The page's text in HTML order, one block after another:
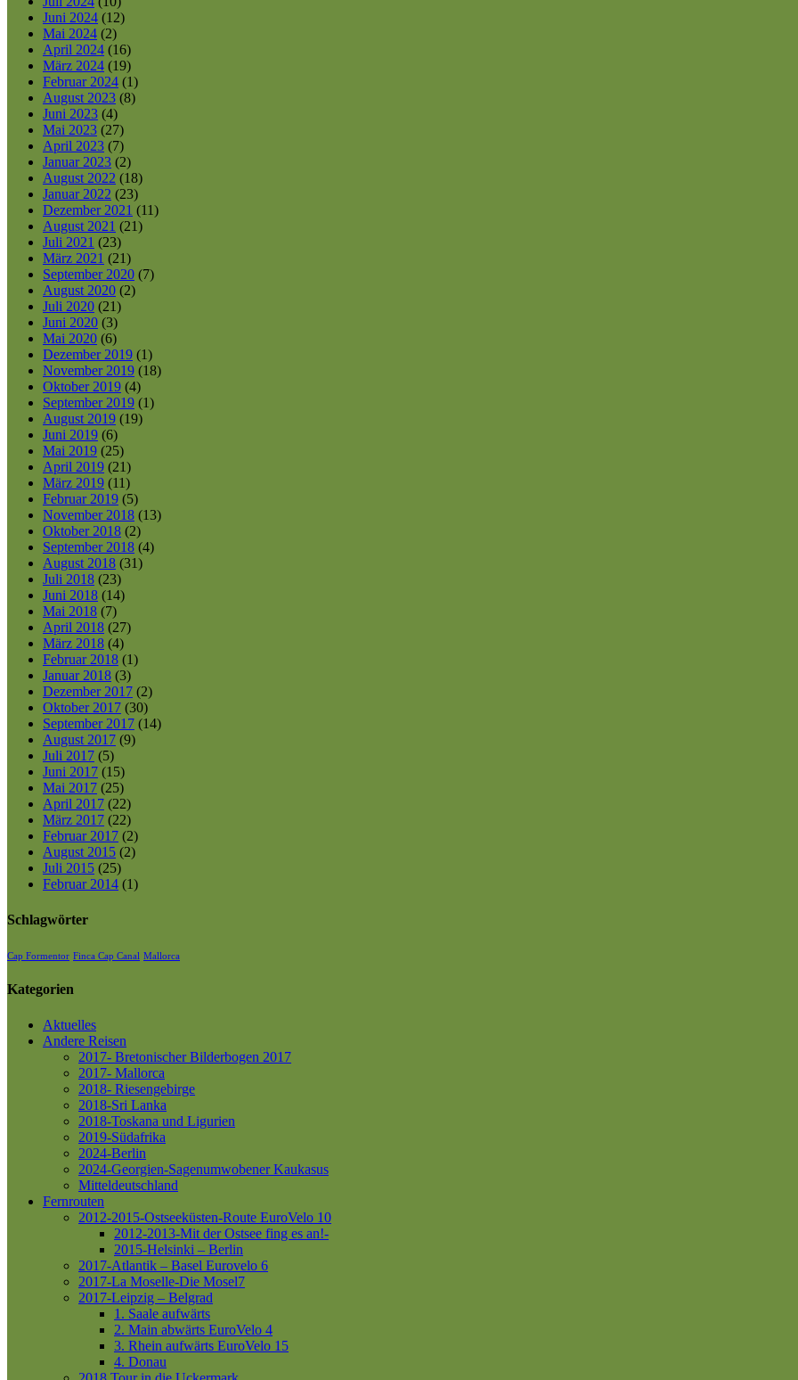
Juni 2024 (12)
Mai 2024 (2)
April 2024 (16)
März 2024 (19)
Februar 2024 (1)
August 2023 (8)
Juni 2023 (4)
Mai 2023 (27)
April 2023 (7)
Januar 2023 (2)
August 2022 (18)
Januar 2022 (23)
Dezember 2021 (11)
August 2021 (21)
Juli 2021 (23)
März 2021 (21)
September 2020 (7)
August 2020 (2)
Juli 2020 (21)
Juni 2020 (3)
Mai 2020 (6)
Dezember 2019 (1)
November 2019 (18)
Oktober 2019 (4)
September 2019 (1)
August 2019 (19)
Juni 2019 (6)
Mai 2019 (25)
April 2019 (21)
März 2019 (11)
Februar 2019 (5)
November 2018 (13)
Oktober 2018 (2)
September 2018 (4)
August 2018 (31)
Juli 2018 (23)
Juni 2018 (14)
Mai 2018 (7)
April 2018 (27)
März 2018 (4)
Februar 2018 (1)
Januar 2018 (3)
Dezember 2017 (2)
Oktober 2017 (30)
September 2017 (14)
August 2017 (9)
Juli 2017 (5)
Juni 2017 (15)
Mai 2017 (25)
April 2017 (22)
März 2017 (22)
Februar 2017 (2)
August 2015 (2)
Juli 2015 (25)
Februar 2014 (1)
Schlagwörter
Cap Formentor Finca Cap Canal Mallorca
Kategorien
Aktuelles
Andere Reisen
2017- Bretonischer Bilderbogen 2017
2017- Mallorca
2018- Riesengebirge
2018-Sri Lanka
2018-Toskana und Ligurien
2019-Südafrika
2024-Berlin
2024-Georgien-Sagenumwobener Kaukasus
Mitteldeutschland
Fernrouten
2012-2015-Ostseeküsten-Route EuroVelo 10
2012-2013-Mit der Ostsee fing es an!-
2015-Helsinki – Berlin
2017-Atlantik – Basel Eurovelo 6
2017-La Moselle-Die Mosel7
2017-Leipzig – Belgrad
1. Saale aufwärts
2. Main abwärts EuroVelo 4
3. Rhein aufwärts EuroVelo 15
4. Donau